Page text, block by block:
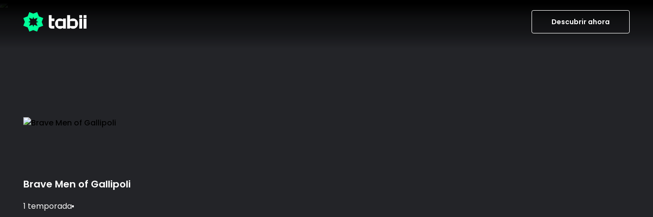
Descubrir ahora
Brave Men of Gallipoli
1 temporada